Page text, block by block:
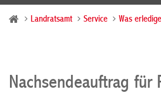
Landratsamt Service Was
Nachsendeauftrag für